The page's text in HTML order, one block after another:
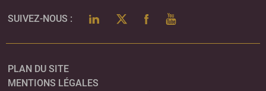
SUIVEZ-NOUS : LINKEDINTWITTERFACEBOOK
YOUTUBE
PLAN DU SITE
MENTIONS LÉGALES